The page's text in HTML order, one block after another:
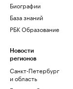
Биографии
База знаний
РБК Образование
Новости
регионов
Санкт-Петербург
и область